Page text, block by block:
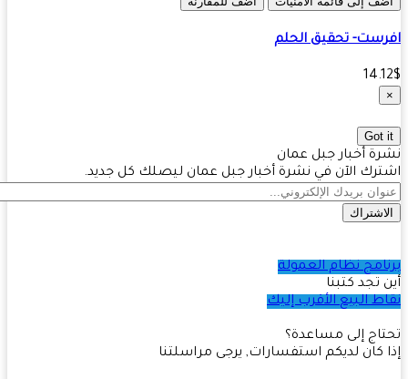
تحقيق الحلم
أخبار جبل عمان
الآن في نشرة أخبار جبل عمان ليصلك كل جديد.
نظام العمولة
تجد كتبنا
البيع الأقرب إليك
إلى مساعدة؟
كان لديكم استفسارات, يرجى مراسلتنا